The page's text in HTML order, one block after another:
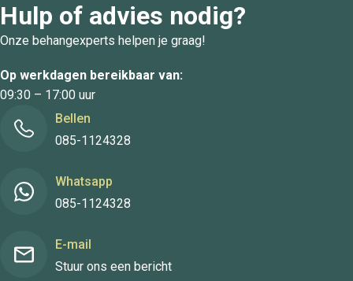
Hulp of advies nodig?
Onze behangexperts helpen je graag!
Op werkdagen bereikbaar van:
09:30 – 17:00 uur
Bellen
085-1124328
Whatsapp
085-1124328
E-mail
Stuur ons een bericht